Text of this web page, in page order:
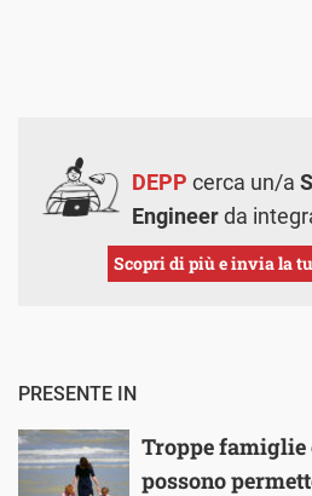
DEPP cerca un/a
Engineerda
Scopri di più e invia la
PRESENTE IN
Troppe
possono